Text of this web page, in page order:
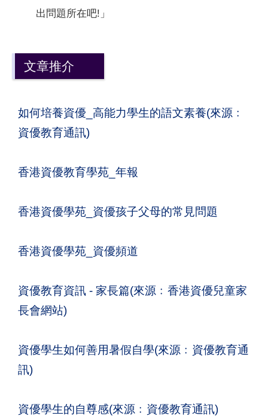
出問題所在吧!」
文章推介
如何培養資優_高能力學生的語文素養(來源﹕
資優教育通訊)
香港資優教育學苑_年報
香港資優學苑_資優孩子父母的常見問題
香港資優學苑_資優頻道
資優教育資訊 - 家長篇(來源﹕香港資優兒童家
長會網站)
資優學生如何善用暑假自學(來源﹕資優教育通
訊)
資優學生的自尊感(來源﹕資優教育通訊)